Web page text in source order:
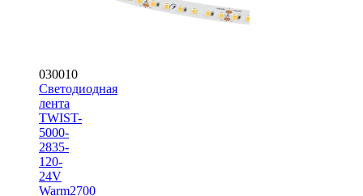
030010
Светодиодная
лента
TWIST-
5000-
2835-
120-
24V
Warm2700